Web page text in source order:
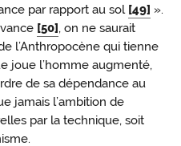
par rapport au sol [49] ».
[50] , on ne saurait
l’Anthropocène qui tienne
joue l’homme augmenté,
de sa dépendance au
jamais l’ambition de
par la technique, soit